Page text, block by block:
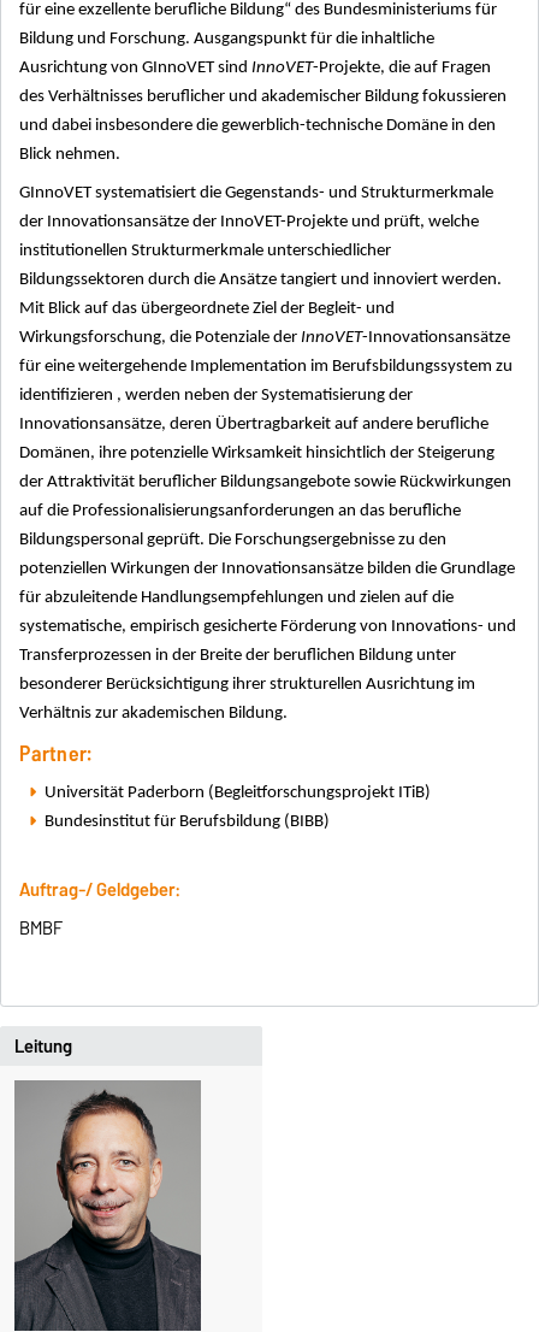
für eine exzellente berufliche Bildung“ des Bundesministeriums für
Bildung und Forschung. Ausgangspunkt für die inhaltliche
Ausrichtung von GInnoVET sind InnoVET-Projekte, die auf Fragen
des Verhältnisses beruflicher und akademischer Bildung fokussieren
und dabei insbesondere die gewerblich-technische Domäne in den
Blick nehmen.
GInnoVET systematisiert die Gegenstands- und Strukturmerkmale
der Innovationsansätze der InnoVET-Projekte und prüft, welche
institutionellen Strukturmerkmale unterschiedlicher
Bildungssektoren durch die Ansätze tangiert und innoviert werden.
Mit Blick auf das übergeordnete Ziel der Begleit- und
Wirkungsforschung, die Potenziale der InnoVET-Innovationsansätze
für eine weitergehende Implementation im Berufsbildungssystem zu
identifizieren , werden neben der Systematisierung der
Innovationsansätze, deren Übertragbarkeit auf andere berufliche
Domänen, ihre potenzielle Wirksamkeit hinsichtlich der Steigerung
der Attraktivität beruflicher Bildungsangebote sowie Rückwirkungen
auf die Professionalisierungsanforderungen an das berufliche
Bildungspersonal geprüft. Die Forschungsergebnisse zu den
potenziellen Wirkungen der Innovationsansätze bilden die Grundlage
für abzuleitende Handlungsempfehlungen und zielen auf die
systematische, empirisch gesicherte Förderung von Innovations- und
Transferprozessen in der Breite der beruflichen Bildung unter
besonderer Berücksichtigung ihrer strukturellen Ausrichtung im
Verhältnis zur akademischen Bildung.
Partner:
Universität Paderborn (Begleitforschungsprojekt ITiB)
Bundesinstitut für Berufsbildung (BIBB)
Auftrag-/ Geldgeber:
BMBF
Leitung